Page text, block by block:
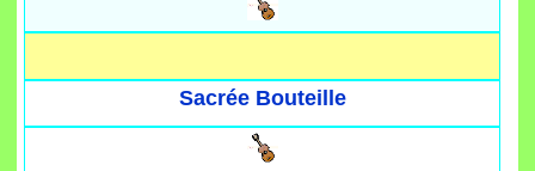
Sacrée Bouteille